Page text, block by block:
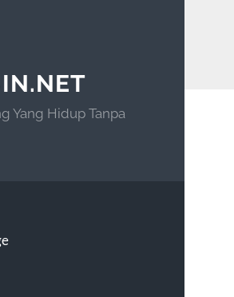
Yang Hidup Tanpa